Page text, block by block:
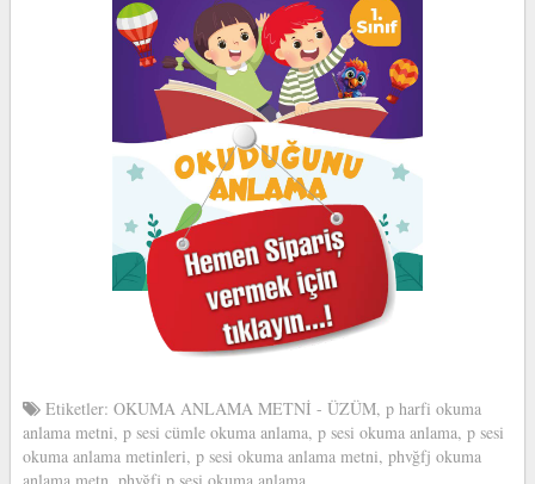
Etiketler: OKUMA ANLAMA METNİ - ÜZÜM, p harfi okuma
anlama metni, p sesi cümle okuma anlama, p sesi okuma anlama, p sesi
okuma anlama metinleri, p sesi okuma anlama metni, phvğfj okuma